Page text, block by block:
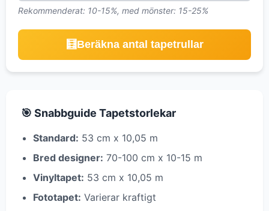
Rekommenderat: 10-15%, med mönster: 15-25%
🧮Beräkna antal tapetrullar
🎯 Snabbguide Tapetstorlekar
Standard: 53 cm x 10,05 m
Bred designer: 70-100 cm x 10-15 m
Vinyltapet: 53 cm x 10,05 m
Fototapet: Varierar kraftigt